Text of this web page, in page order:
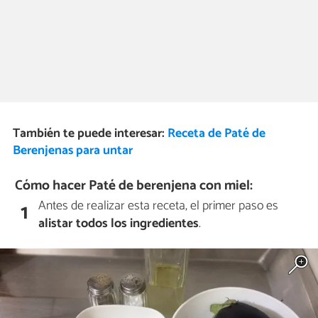
También te puede interesar: Receta de Paté de
Berenjenas para untar
Cómo hacer Paté de berenjena con miel:
1 Antes de realizar esta receta, el primer paso es
alistar todos los ingredientes.